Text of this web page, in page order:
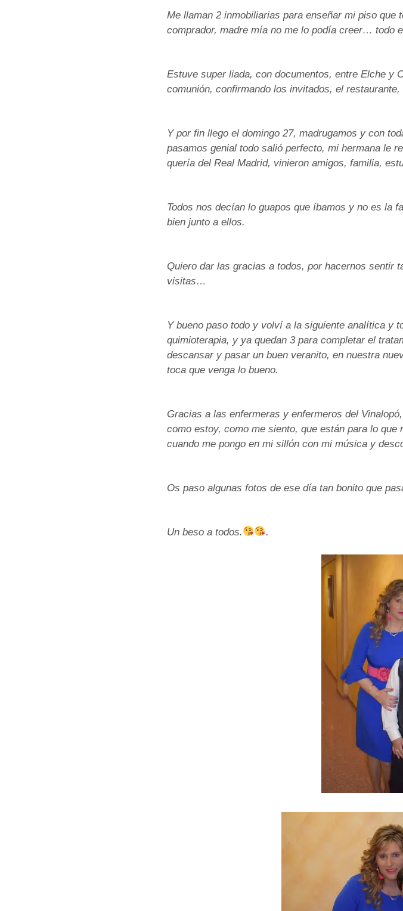
Me llaman 2 inmobiliarias para enseñar mi piso
comprador, madre mía no me lo podía creer… todo
Estuve super liada, con documentos, entre Elche y
comunión, confirmando los invitados, el
Y por fin llego el domingo 27, madrugamos y con
pasamos genial todo salió perfecto, mi hermana le
quería del Real Madrid, vinieron amigos, familia,
Todos nos decían lo guapos que íbamos y no es la
bien junto a ellos.
Quiero dar las gracias a todos, por hacernos sentir
visitas…
Y bueno paso todo y volví a la siguiente analítica y
quimioterapia, y ya quedan 3 para completar el
descansar y pasar un buen veranito, en nuestra
toca que venga lo bueno.
Gracias a las enfermeras y enfermeros del
como estoy, como me siento, que están para lo
cuando me pongo en mi sillón con mi música y
Os paso algunas fotos de ese día tan bonito que
Un beso a todos. .